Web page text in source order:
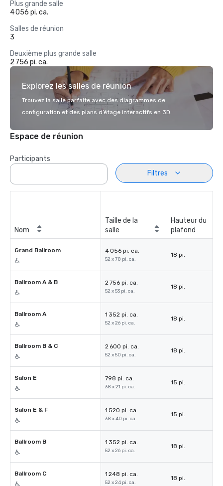
Plus grande salle
4 056 pi. ca.
Salles de réunion
3
Deuxième plus grande salle
2 756 pi. ca.
Explorez les salles de réunion
Trouvez la salle parfaite avec des diagrammes de
configuration et des plans d’étage interactifs en 3D.
Espace de réunion
Participants
Filtres
Nom
Taille de la
salle
Hauteur du
plafond
Grand Ballroom 4 056 pi. ca.
52 x 78 pi. ca.
18 pi.
Ballroom A & B 2 756 pi. ca.
52 x 53 pi. ca.
18 pi.
Ballroom A 1 352 pi. ca.
52 x 26 pi. ca.
18 pi.
Ballroom B & C 2 600 pi. ca.
52 x 50 pi. ca.
18 pi.
Salon E 798 pi. ca.
38 x 21 pi. ca.
15 pi.
Salon E & F 1 520 pi. ca.
38 x 40 pi. ca.
15 pi.
Ballroom B 1 352 pi. ca.
52 x 26 pi. ca.
18 pi.
Ballroom C 1 248 pi. ca.
52 x 24 pi. ca.
18 pi.